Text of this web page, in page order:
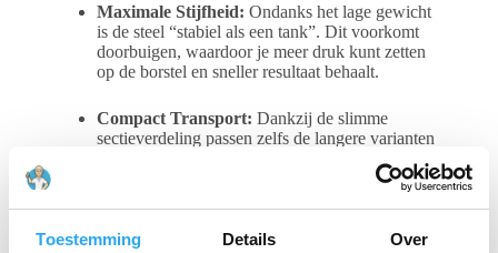
Toestemming Details Over
Maximale Stijfheid: Ondanks het lage gewicht
is de steel “stabiel als een tank”. Dit voorkomt
doorbuigen, waardoor je meer druk kunt zetten
op de borstel en sneller resultaat behaalt.
Compact Transport: Dankzij de slimme
sectieverdeling passen zelfs de langere varianten
Complete Set: Direct Klaar voor GebruikDe FO
accessoires om direct te kunnen starten: